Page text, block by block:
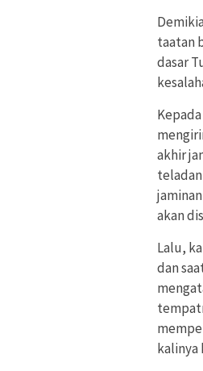
taatan
dasar
akhir
akan
Lalu,
dan
kalinya